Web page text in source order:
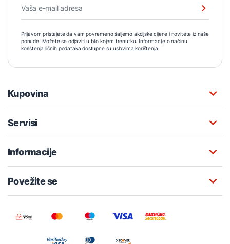
Prijavom pristajete da vam povremeno šaljemo akcijske cijene i novitete iz naše
ponude. Možete se odjaviti u bilo kojem trenutku. Informacije o načinu
korištenja ličnih podataka dostupne su uslovima korištenja.
Kupovina
Servisi
Informacije
Povežite se